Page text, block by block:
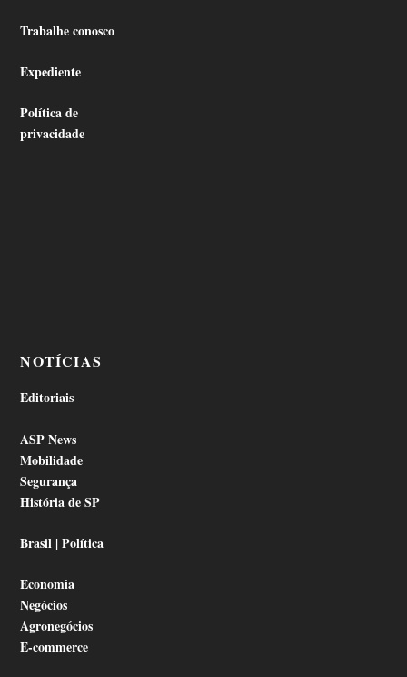
Trabalhe conosco
Expediente
Política de
privacidade
NOTÍCIAS
Editoriais
ASP News
Mobilidade
Segurança
História de SP
Brasil | Política
Economia
Negócios
Agronegócios
E-commerce